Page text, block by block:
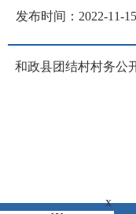
发布时间：2022-11-
和政县团结村村务公
x